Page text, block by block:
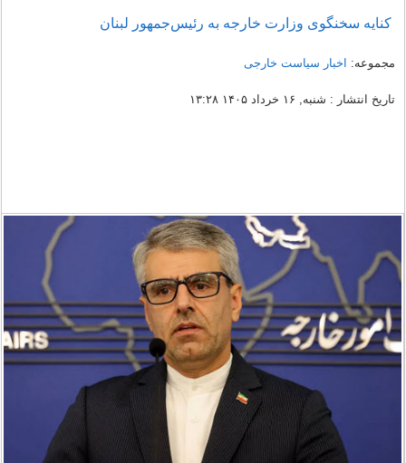
کنایه سخنگوی وزارت خارجه به رئیس‌جمهور لبنان
مجموعه: اخبار سیاست خارجی
تاریخ انتشار : شنبه, ۱۶ خرداد ۱۴۰۵ ۱۳:۲۸